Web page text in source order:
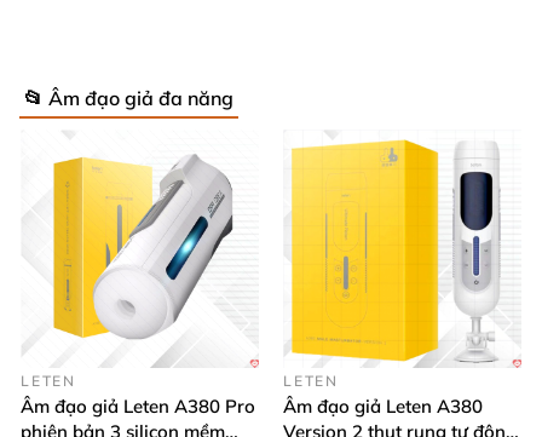
Ưu điểm
của Âm đạo bú mút có nhiệt độ
cao cấp siêu kích thích
Âm đạo bú mút có nhiệt độ cao cấp siêu kích thích
có vỏ bên ngoài làm từ nhựa ABS cứng cáp cầm
📂 Âm đạo giả đa năng
LETEN
Âm đạo giả Leten A380 Pro
phiên bản 3 silicon mềm
LETEN
Âm đạo giả Leten A380
Version 2 thụt rung tự động,